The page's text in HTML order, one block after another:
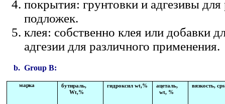
покрытия: грунтовки и адгезивы для
подложек.
клея: собственно клея или добавки
адгезии для различного применения.
b. Group B:
марка
бутираль,
Wt,%
гидроксил wt,%
ацеталь,
wt, %
вязкость, cps